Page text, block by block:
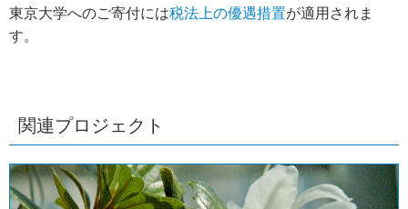
東京大学へのご寄付には税法上の優遇措置が適用されま
す。
関連プロジェクト